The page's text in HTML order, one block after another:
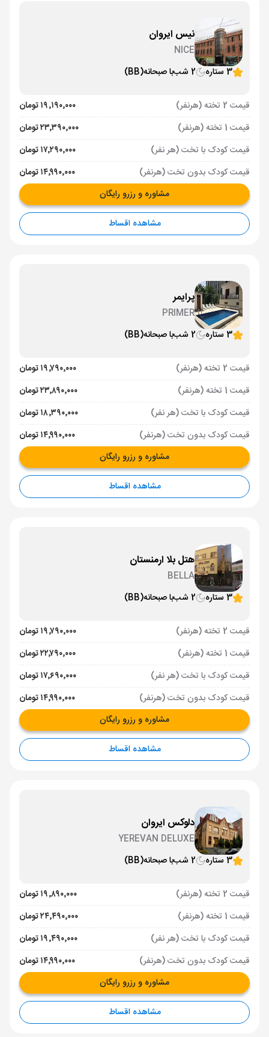
نیس ایروان
NICE
3 ستاره
2 شب با صبحانه(BB)
قیمت 2 تخته (هرنفر)
۱۹٬۱۹۰٬۰۰۰ تومان
قیمت 1 تخته (هرنفر)
۲۳٬۳۹۰٬۰۰۰ تومان
قیمت کودک با تخت (هر نفر)
۱۷٬۲۹۰٬۰۰۰ تومان
قیمت کودک بدون تخت (هرنفر)
۱۴٬۹۹۰٬۰۰۰ تومان
مشاوره و رزرو رایگان
مشاهده اقساط
پرایمر
PRIMER
3 ستاره
2 شب با صبحانه(BB)
قیمت 2 تخته (هرنفر)
۱۹٬۷۹۰٬۰۰۰ تومان
قیمت 1 تخته (هرنفر)
۲۳٬۸۹۰٬۰۰۰ تومان
قیمت کودک با تخت (هر نفر)
۱۸٬۳۹۰٬۰۰۰ تومان
قیمت کودک بدون تخت (هرنفر)
۱۴٬۹۹۰٬۰۰۰ تومان
مشاوره و رزرو رایگان
مشاهده اقساط
هتل بلا ارمنستان
BELLA
3 ستاره
2 شب با صبحانه(BB)
قیمت 2 تخته (هرنفر)
۱۹٬۷۹۰٬۰۰۰ تومان
قیمت 1 تخته (هرنفر)
۲۲٬۷۹۰٬۰۰۰ تومان
قیمت کودک با تخت (هر نفر)
۱۷٬۶۹۰٬۰۰۰ تومان
قیمت کودک بدون تخت (هرنفر)
۱۴٬۹۹۰٬۰۰۰ تومان
مشاوره و رزرو رایگان
مشاهده اقساط
دلوکس ایروان
YEREVAN DELUXE
3 ستاره
2 شب با صبحانه(BB)
قیمت 2 تخته (هرنفر)
۱۹٬۸۹۰٬۰۰۰ تومان
قیمت 1 تخته (هرنفر)
۲۴٬۴۹۰٬۰۰۰ تومان
قیمت کودک با تخت (هر نفر)
۱۹٬۴۹۰٬۰۰۰ تومان
قیمت کودک بدون تخت (هرنفر)
۱۴٬۹۹۰٬۰۰۰ تومان
مشاوره و رزرو رایگان
مشاهده اقساط